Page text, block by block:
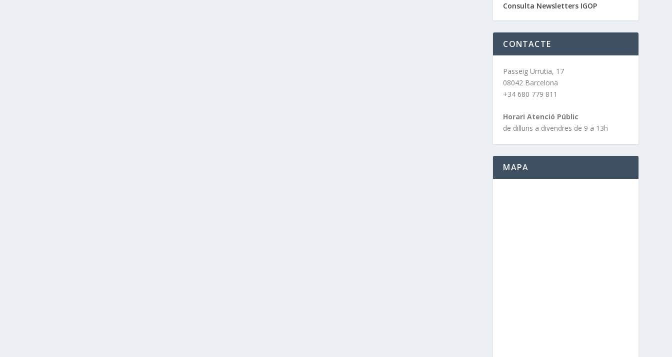
Consulta Newsletters IGOP
CONTACTE
Passeig Urrutia, 17
08042 Barcelona
+34 680 779 811
Horari Atenció Públic
de dilluns a divendres de 9 a 13h
MAPA